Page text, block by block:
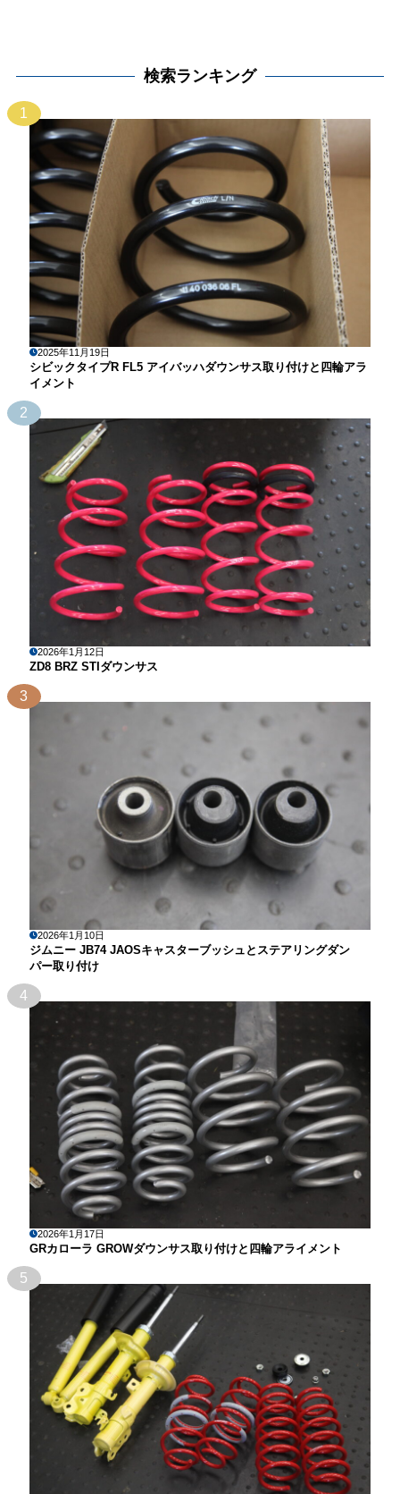
検索ランキング
1
2025年11月19日
シビックタイプR FL5 アイバッハダウンサス取り付けと四輪アラ
イメント
2
2026年1月12日
ZD8 BRZ STIダウンサス
3
2026年1月10日
ジムニー JB74 JAOSキャスターブッシュとステアリングダン
パー取り付け
4
2026年1月17日
GRカローラ GROWダウンサス取り付けと四輪アライメント
5